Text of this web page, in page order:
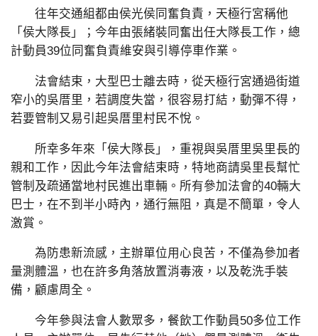
往年交通組都由侯光侯同奮負責，天極行宮稱他
「侯大隊長」；今年由張緒裝同奮出任大隊長工作，總
計動員39位同奮負責維安與引導停車作業。
法會結束，大型巴士離去時，從天極行宮通過街道
窄小的吳厝里，若調度失當，很容易打結，動彈不得，
若要管制又易引起吳厝里村民不悅。
所幸多年來「侯大隊長」，重視與吳厝里吳里長的
親和工作，因此今年法會結束時，特地商請吳里長幫忙
管制及疏通當地村民進出車輛。所有參加法會的40輛大
巴士，在不到半小時內，通行無阻，真是不簡單，令人
激賞。
為防患新流感，主辦單位用心良苦，不僅為參加者
量測體溫，也在許多角落放置消毒液，以及乾洗手裝
備，顧慮周全。
今年參與法會人數眾多，餐飲工作動員50多位工作